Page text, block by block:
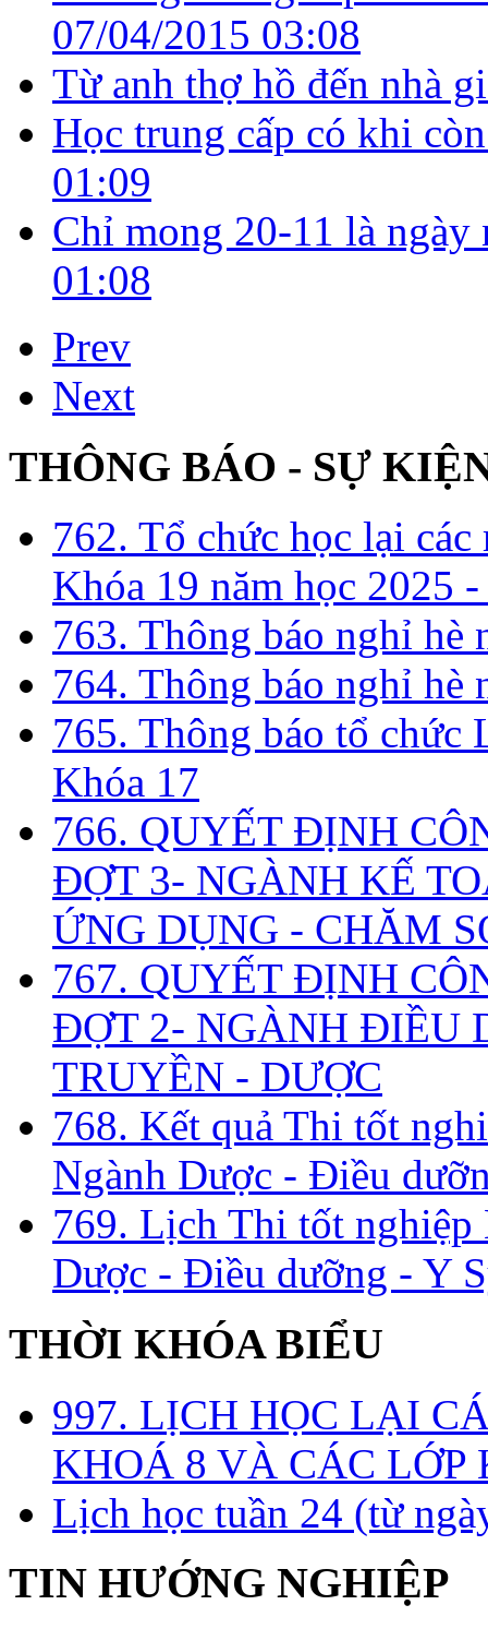
07/04/2015 03:08
Từ anh thợ hồ đến nhà
Học trung cấp có khi
01:09
Chỉ mong 20-11 là
01:08
Prev
Next
THÔNG BÁO - SỰ
762. Tổ chức học lại
Khóa 19 năm học 2025
763. Thông báo nghỉ hè
764. Thông báo nghỉ hè
765. Thông báo tổ chức
Khóa 17
766. QUYẾT ĐỊNH
ĐỢT 3- NGÀNH KẾ
ỨNG DỤNG - CHĂM
767. QUYẾT ĐỊNH
ĐỢT 2- NGÀNH ĐIỀU
TRUYỀN - DƯỢC
768. Kết quả Thi tốt
Ngành Dược - Điều
769. Lịch Thi tốt
Dược - Điều dưỡng - Y
THỜI KHÓA BIỂU
997. LỊCH HỌC LẠI
KHOÁ 8 VÀ CÁC LỚP
Lịch học tuần 24 (từ
TIN HƯỚNG NGHIỆP